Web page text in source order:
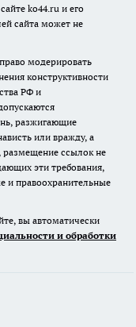
ko44.ru и его
сайта может не
модерировать
конструктивности
РФ и
разжигающие
или вражду, а
размещение ссылок не
эти требования,
и правоохранительные
вы автоматически
и обработки